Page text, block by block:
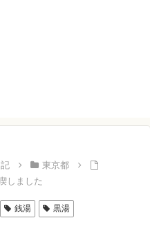
東京都
しました
銭湯 黒湯